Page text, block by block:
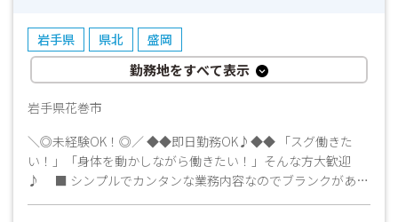
了承ください。
岩手県 県北 盛岡
勤務地をすべて表示
岩手県花巻市
＼◎未経験OK！◎／ ◆◆即日勤務OK♪◆◆ 「スグ働きた
い！」「身体を動かしながら働きたい！」そんな方大歓迎
♪ ■ シンプルでカンタンな業務内容なのでブランクがある
方も安心◎ 安心のサポート＆フォロー体制がありますので